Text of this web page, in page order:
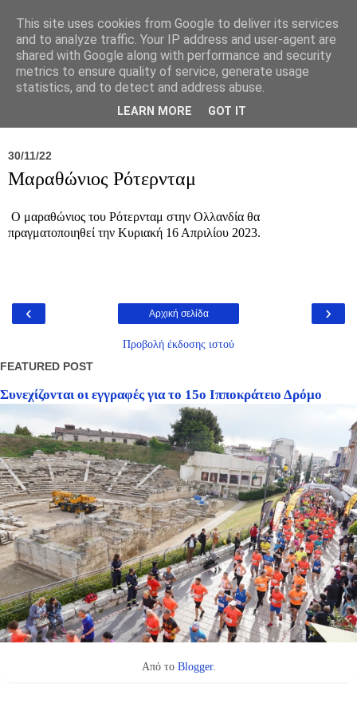
Σύλλογος Ιπποκράτειος
30/11/22
Μαραθώνιος Ρότερνταμ
Ο μαραθώνιος του Ρότερνταμ στην Ολλανδία θα
πραγματοποιηθεί την Κυριακή 16 Απριλίου 2023.
‹ ›
Αρχική σελίδα
Προβολή έκδοσης ιστού
FEATURED POST
Συνεχίζονται οι εγγραφές για το 15ο Ιπποκράτειο Δρόμο
Από το Blogger.
This site uses cookies from Google to deliver its services
and to analyze traffic. Your IP address and user-agent are
shared with Google along with performance and security
metrics to ensure quality of service, generate usage
statistics, and to detect and address abuse.
LEARN MORE GOT IT